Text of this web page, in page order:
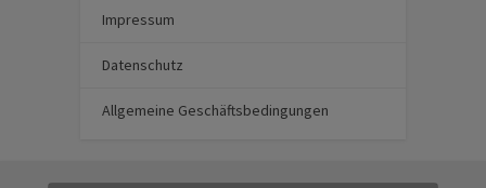
Impressum
Datenschutz
Allgemeine Geschäftsbedingungen